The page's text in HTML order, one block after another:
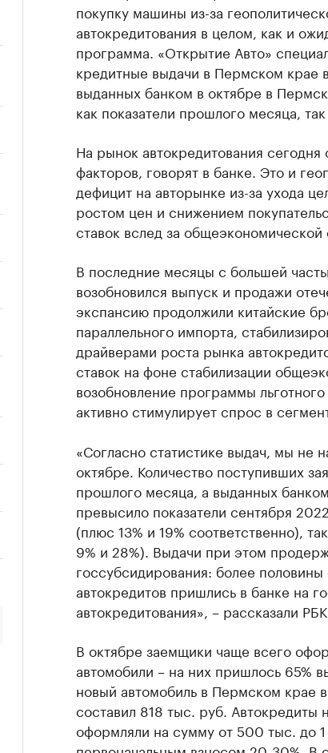
покупку машины из-за
автокредитования в целом, как и
программа. «Открытие Авто»
кредитные выдачи в Пермском крае
выданных банком в октябре в
как показатели прошлого месяца,
На рынок автокредитования
факторов, говорят в банке. Это и
дефицит на авторынке из-за ухода
ростом цен и снижением
ставок вслед за общеэкономической
В последние месяцы с большей
возобновился выпуск и продажи
экспансию продолжили китайские
параллельного импорта,
драйверами роста рынка
ставок на фоне стабилизации
возобновление программы
активно стимулирует спрос в
«Согласно статистике выдач, мы не
октябре. Количество поступивших
прошлого месяца, а выданных
превысило показатели сентября
(плюс 13% и 19% соответственно),
9% и 28%). Выдачи при этом
госсубсидирования: более
автокредитов пришлись в банке на
автокредитования», – рассказали
В октябре заемщики чаще всего
автомобили – на них пришлось 65%
новый автомобиль в Пермском крае
составил 818 тыс. руб. Автокредиты
оформляли на сумму от 500 тыс. до